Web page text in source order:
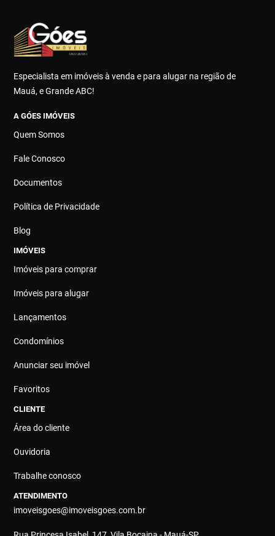
Especialista em imóveis à venda e para alugar na região de
Mauá, e Grande ABC!
A GÓES IMÓVEIS
Quem Somos
Fale Conosco
Documentos
Política de Privacidade
Blog
IMÓVEIS
Imóveis para comprar
Imóveis para alugar
Lançamentos
Condomínios
Anunciar seu imóvel
Favoritos
CLIENTE
Área do cliente
Ouvidoria
Trabalhe conosco
ATENDIMENTO
imoveisgoes@imoveisgoes.com.br